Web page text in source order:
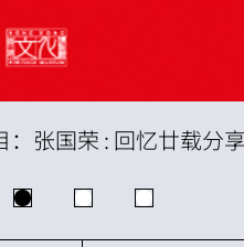
张国荣 : 回忆廿载分